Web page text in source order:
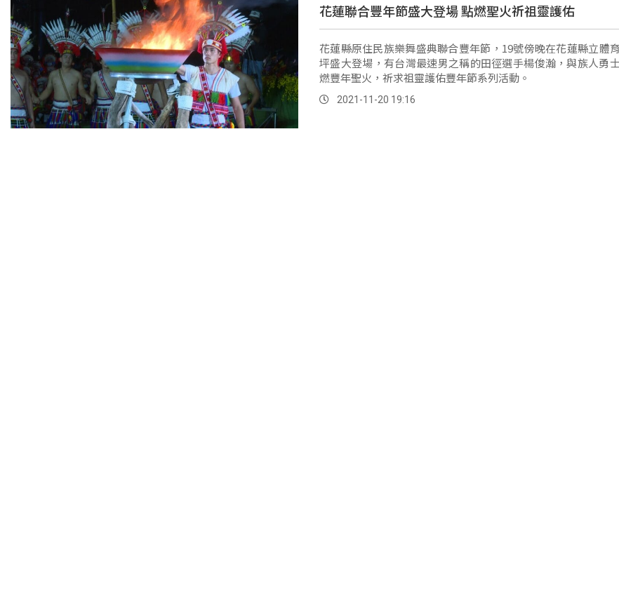
花蓮聯合豐年節盛大登場 點燃聖火祈祖靈護佑
花蓮縣原住民族樂舞盛典聯合豐年節，19號傍晚在花蓮縣立體
坪盛大登場，有台灣最速男之稱的田徑選手楊俊瀚，與族人勇
燃豐年聖火，祈求祖靈護佑豐年節系列活動。
2021-11-20 19:16